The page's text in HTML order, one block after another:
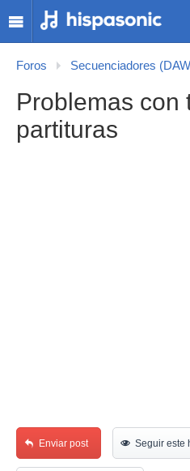
Foros Secuenciadores
Problemas con
partituras
Enviar post Seguir este